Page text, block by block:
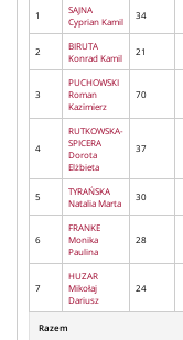
1
SAJNA
Cyprian Kamil
34
2
BIRUTA
Konrad Kamil
21
3
PUCHOWSKI
Roman
Kazimierz
70
4
RUTKOWSKA-
SPICERA
Dorota
Elżbieta
37
5
TYRAŃSKA
Natalia Marta
30
6
FRANKE
Monika
Paulina
28
7
HUZAR
Mikołaj
Dariusz
24
Razem